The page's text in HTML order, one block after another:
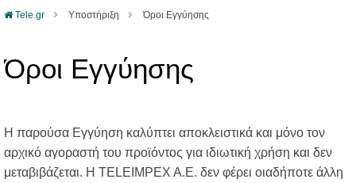
Tele.gr Υποστήριξη Όροι Εγγύησης
Όροι Εγγύησης
Η παρούσα Εγγύηση καλύπτει αποκλειστικά και μόνο τον
αρχικό αγοραστή του προϊόντος για ιδιωτική χρήση και δεν
μεταβιβάζεται. Η TELEIMPEX A.E. δεν φέρει οιαδήποτε άλλη